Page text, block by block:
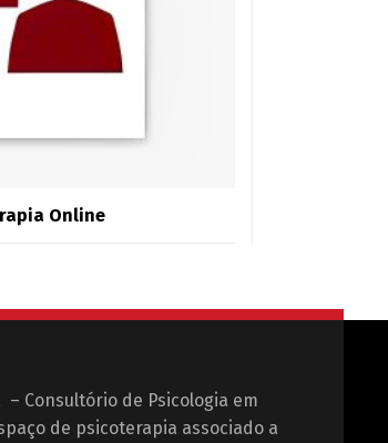
Online
– Consultório de Psicologia em
de psicoterapia associado a